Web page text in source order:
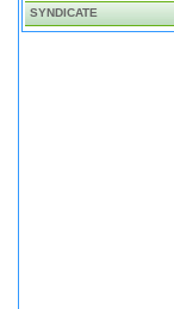
SYNDICATE